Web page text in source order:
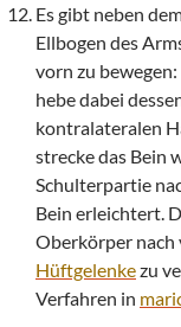
Es gibt neben
Ellbogen des
vorn zu
hebe dabei
kontralateralen
strecke das Bein
Schulterpartie
Bein erleichtert.
Oberkörper nach
Hüftgelenkezu
Verfahren in